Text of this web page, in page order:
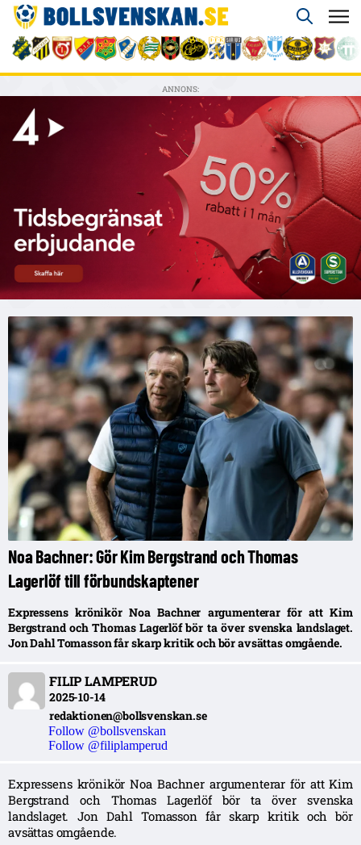
ANNONS:
Noa Bachner: Gör Kim Bergstrand och Thomas
Lagerlöf till förbundskaptener
Expressens krönikör Noa Bachner argumenterar för att Kim
Bergstrand och Thomas Lagerlöf bör ta över svenska landslaget.
Jon Dahl Tomasson får skarp kritik och bör avsättas omgående.
FILIP LAMPERUD
2025-10-14
redaktionen@bollsvenskan.se
Follow @bollsvenskan
Follow @filiplamperud
Expressens krönikör Noa Bachner argumenterar för att Kim
Bergstrand och Thomas Lagerlöf bör ta över svenska
landslaget. Jon Dahl Tomasson får skarp kritik och bör
avsättas omgående.